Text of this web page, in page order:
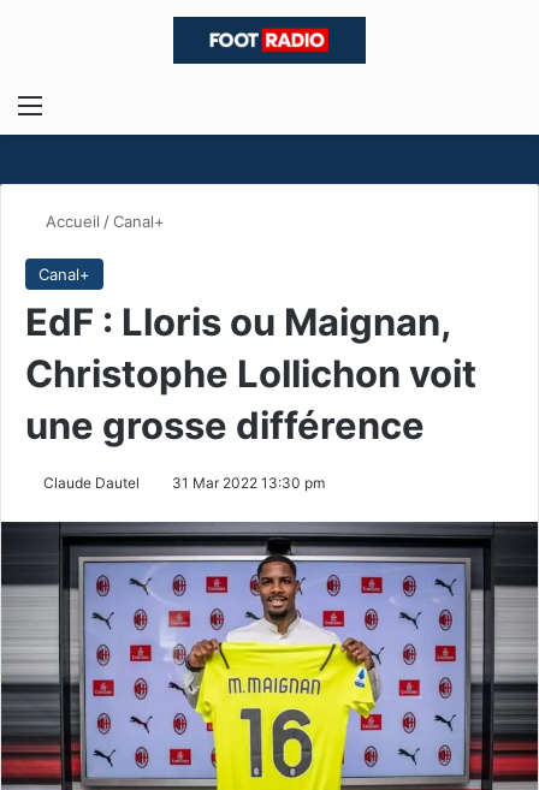
Menu
Accueil /Canal+
Canal+
EdF : Lloris ou Maignan,
Christophe Lollichon voit
une grosse différence
Claude Dautel 31 Mar 2022 13:30 pm